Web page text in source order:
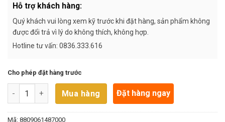
Hỗ trợ khách hàng:
Quý khách vui lòng xem kỹ trước khi đặt hàng, sản phẩm không
được đổi trả vì lý do không thích, không hợp.
Hotline tư vấn: 0836.333.616
Cho phép đặt hàng trước
Xà Bông Tắm Hồng Sâm Pure Red (100g) số lượng
Mua hàng Đặt hàng ngay
Mã: 8809061487000